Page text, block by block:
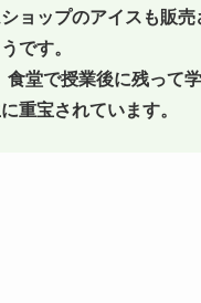
ョップのアイスも販売
です。
堂で授業後に残って学
重宝されています。